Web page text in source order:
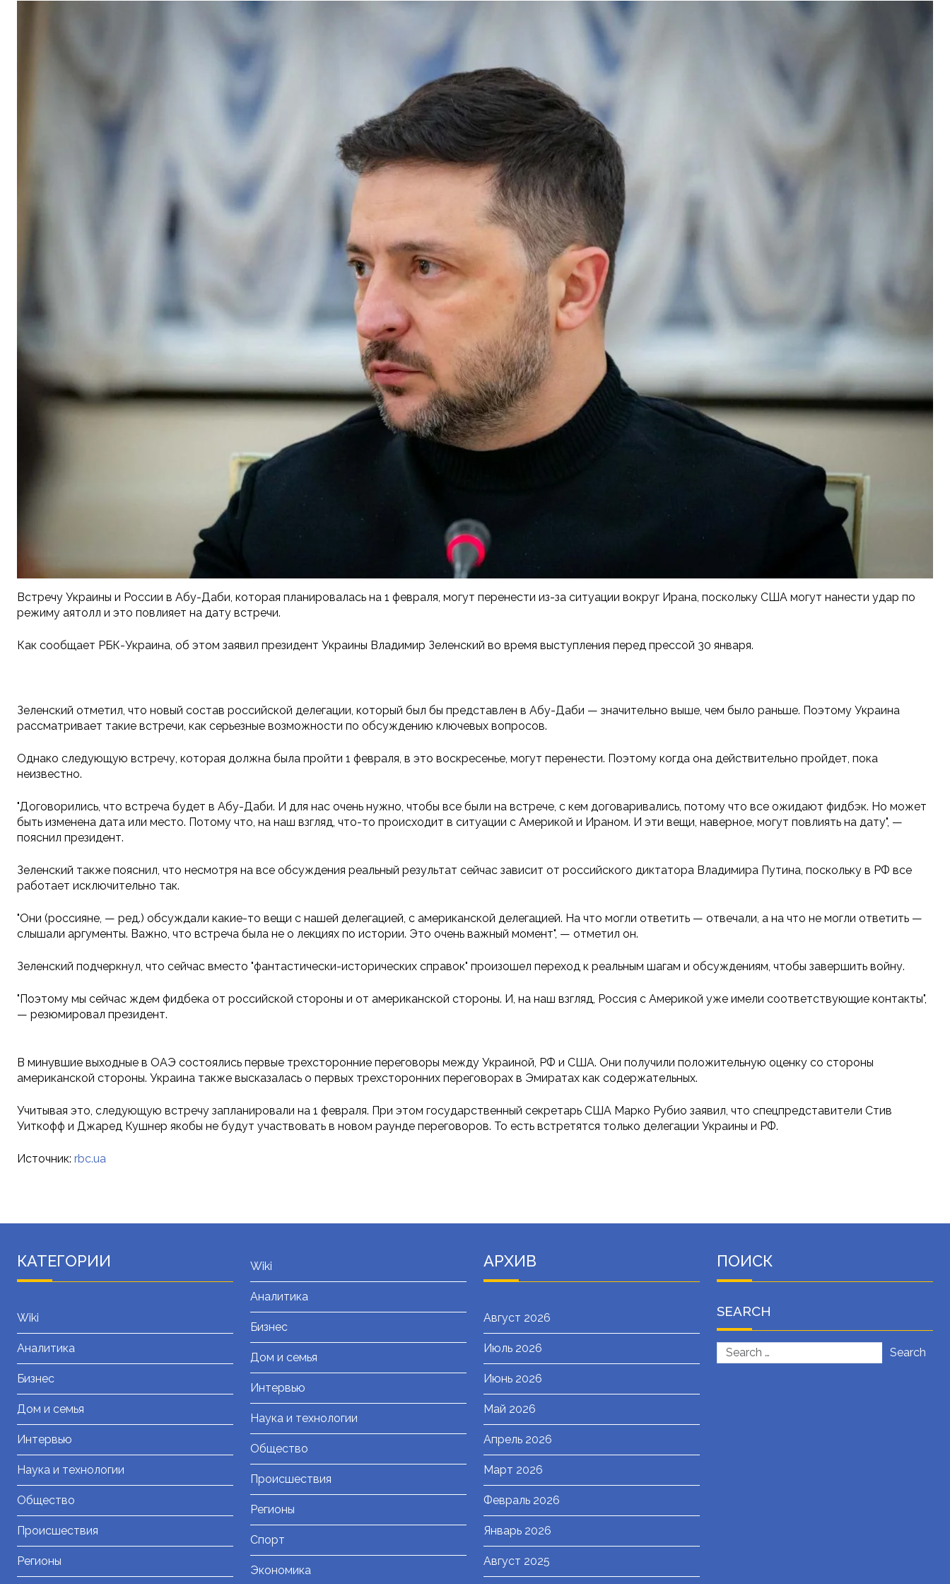
Встречу Украины и России в Абу-Даби, которая планировалась на 1 февраля, могут перенести из-за ситуации вокруг Ирана, поскольку США могут нанести удар по
режиму аятолл и это повлияет на дату встречи.
Как сообщает РБК-Украина, об этом заявил президент Украины Владимир Зеленский во время выступления перед прессой 30 января.
Зеленский отметил, что новый состав российской делегации, который был бы представлен в Абу-Даби — значительно выше, чем было раньше. Поэтому Украина
рассматривает такие встречи, как серьезные возможности по обсуждению ключевых вопросов.
Однако следующую встречу, которая должна была пройти 1 февраля, в это воскресенье, могут перенести. Поэтому когда она действительно пройдет, пока
неизвестно.
"Договорились, что встреча будет в Абу-Даби. И для нас очень нужно, чтобы все были на встрече, с кем договаривались, потому что все ожидают фидбэк. Но может
быть изменена дата или место. Потому что, на наш взгляд, что-то происходит в ситуации с Америкой и Ираном. И эти вещи, наверное, могут повлиять на дату", —
пояснил президент.
Зеленский также пояснил, что несмотря на все обсуждения реальный результат сейчас зависит от российского диктатора Владимира Путина, поскольку в РФ все
работает исключительно так.
"Они (россияне, — ред.) обсуждали какие-то вещи с нашей делегацией, с американской делегацией. На что могли ответить — отвечали, а на что не могли ответить —
слышали аргументы. Важно, что встреча была не о лекциях по истории. Это очень важный момент", — отметил он.
Зеленский подчеркнул, что сейчас вместо "фантастически-исторических справок" произошел переход к реальным шагам и обсуждениям, чтобы завершить войну.
"Поэтому мы сейчас ждем фидбека от российской стороны и от американской стороны. И, на наш взгляд, Россия с Америкой уже имели соответствующие контакты",
— резюмировал президент.
В минувшие выходные в ОАЭ состоялись первые трехсторонние переговоры между Украиной, РФ и США. Они получили положительную оценку со стороны
американской стороны. Украина также высказалась о первых трехсторонних переговорах в Эмиратах как содержательных.
Учитывая это, следующую встречу запланировали на 1 февраля. При этом государственный секретарь США Марко Рубио заявил, что спецпредставители Стив
Уиткофф и Джаред Кушнер якобы не будут участвовать в новом раунде переговоров. То есть встретятся только делегации Украины и РФ.
Источник: rbc.ua
КАТЕГОРИИ
Wiki
Аналитика
Бизнес
Дом и семья
Интервью
Наука и технологии
Общество
Происшествия
Регионы
Wiki
Аналитика
Бизнес
Дом и семья
Интервью
Наука и технологии
Общество
Происшествия
Регионы
Спорт
Экономика
АРХИВ
Август 2026
Июль 2026
Июнь 2026
Май 2026
Апрель 2026
Март 2026
Февраль 2026
Январь 2026
Август 2025
ПОИСК
SEARCH
Search